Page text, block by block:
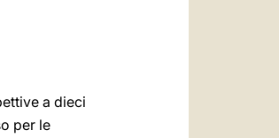
a dieci
per le